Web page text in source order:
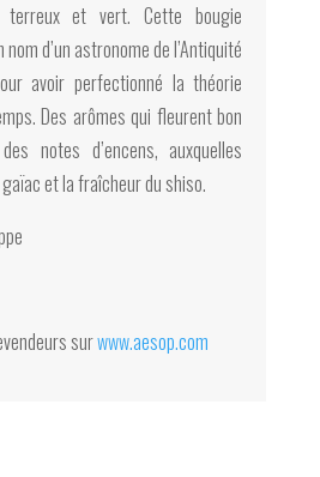
terreux et vert. Cette bougie
d’un astronome de l’Antiquité
avoir perfectionné la théorie
Des arômes qui fleurent bon
notes d’encens, auxquelles
et la fraîcheur du shiso.
surwww.aesop.com